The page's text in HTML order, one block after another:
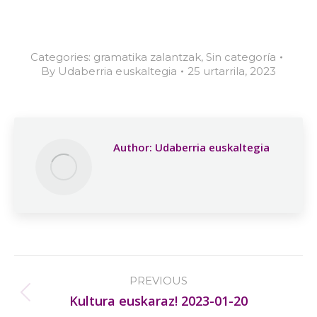
Categories: gramatika zalantzak, Sin categoría
By Udaberria euskaltegia 25 urtarrila, 2023
Author: Udaberria euskaltegia
navigation
PREVIOUS
Previous
Kultura euskaraz! 2023-01-20